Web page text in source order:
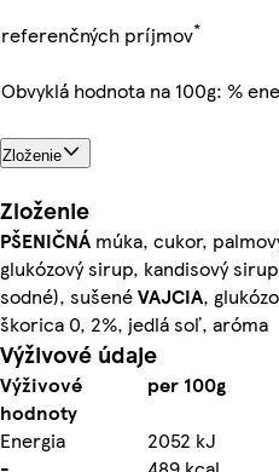
referenčných príjmov*
Obvyklá hodnota na 100g: %
Zloženie
Zloženie
PŠENIČNÁ múka, cukor,
glukózový sirup, kandisový
sodné), sušenéVAJCIA,
škorica 0, 2%, jedlá soľ, aróma
Výživové údaje
Výživové
hodnoty
per 100g
Energia
2052 kJ